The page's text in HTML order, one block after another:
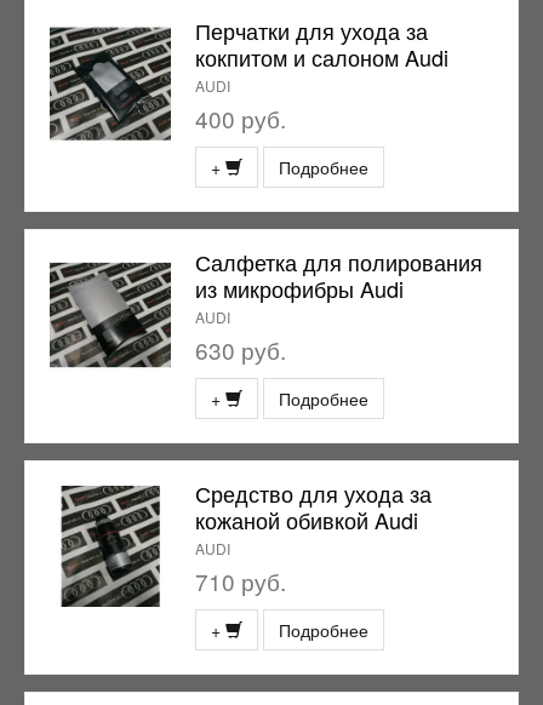
Перчатки для ухода за
кокпитом и салоном Audi
AUDI
400 руб.
+ Подробнее
Салфетка для полирования
из микрофибры Audi
AUDI
630 руб.
+ Подробнее
Средство для ухода за
кожаной обивкой Audi
AUDI
710 руб.
+ Подробнее